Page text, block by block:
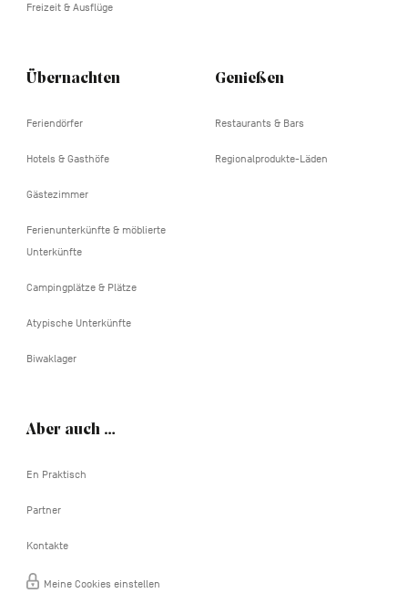
Freizeit & Ausflüge
Übernachten
Feriendörfer
Hotels & Gasthöfe
Gästezimmer
Ferienunterkünfte & möblierte
Unterkünfte
Campingplätze & Plätze
Atypische Unterkünfte
Biwaklager
Genießen
Restaurants & Bars
Regionalprodukte-Läden
Aber auch …
En Praktisch
Partner
Kontakte
Meine Cookies einstellen